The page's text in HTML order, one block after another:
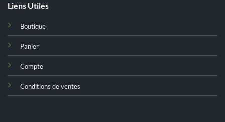
Liens Utiles
Boutique
Panier
Compte
Conditions de ventes